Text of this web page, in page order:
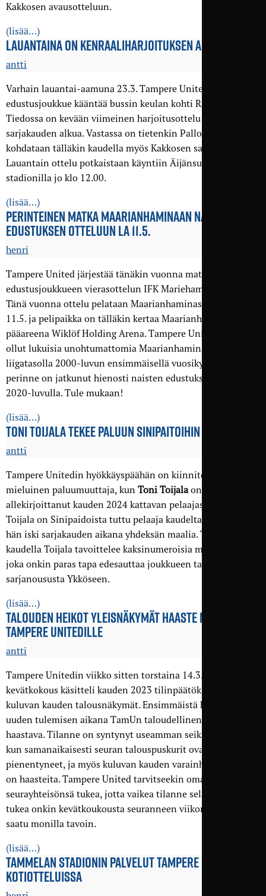
Kakkosen avausotteluun.
(lisää…)
LAUANTAINA ON KENRAALI­HARJOITUKSEN AIKA
antti
Varhain lauantai-aamuna 23.3. Tampere Unitedin miesten
edustusjoukkue kääntää bussin keulan kohti Raumaa.
Tiedossa on kevään viimeinen harjoitusottelu ennen
sarjakauden alkua. Vastassa on tietenkin Pallo-Iirot, joka
kohdataan tälläkin kaudella myös Kakkosen sarjaotteluissa.
Lauantain ottelu potkaistaan käyntiin Äijänsuon
stadionilla jo klo 12.00.
(lisää…)
PERINTEINEN MATKA MAARIANHAMINAAN NAISTEN
EDUSTUKSEN OTTELUUN LA 11.5.
henri
Tampere United järjestää tänäkin vuonna matkan naisten
edustusjoukkueen vierasottelun IFK Mariehamnia vastaan.
Tänä vuonna ottelu pelataan Maarianhaminassa lauantaina
11.5. ja pelipaikka on tälläkin kertaa Maarianhaminen
pääareena Wiklöf Holding Arena. Tampere Unitedilla on
ollut lukuisia unohtumattomia Maarianhaminan reissuja
liigatasolla 2000-luvun ensimmäisellä vuosikymmenellä, ja
perinne on jatkunut hienosti naisten edustuksen mukana
2020-luvulla. Tule mukaan!
(lisää…)
TONI TOIJALA TEKEE PALUUN SINIPAITOIHIN
antti
Tampere Unitedin hyökkäyspäähän on kiinnitetty
mieluinen paluumuuttaja, kun Toni Toijalaon
allekirjoittanut kauden 2024 kattavan pelaajasopimuksen.
Toijala on Sinipaidoista tuttu pelaaja kaudelta 2022, jolloin
hän iski sarjakauden aikana yhdeksän maalia. Tulevalla
kaudella Toijala tavoittelee kaksinumeroisia maalilukuja,
joka onkin paras tapa edesauttaa joukkueen tavoitetta
sarjanoususta Ykköseen.
(lisää…)
TALOUDEN HEIKOT YLEISNÄKYMÄT HAASTE MYÖS
TAMPERE UNITEDILLE
antti
Tampere Unitedin viikko sitten torstaina 14.3.2024 pidetty
kevätkokous käsitteli kauden 2023 tilinpäätöksen sekä
kuluvan kauden talousnäkymät. Ensimmäistä kertaa seuran
uuden tulemisen aikana TamUn taloudellinen tilanne on
haastava. Tilanne on syntynyt useamman seikan summana,
kun samanaikaisesti seuran talouspuskurit ovat
pienentyneet, ja myös kuluvan kauden varainhankinnassa
on haasteita. Tampere United tarvitseekin oman
seurayhteisönsä tukea, jotta vaikea tilanne selätetään. Tätä
tukea onkin kevätkoukousta seuranneen viikon aikana
saatu monilla tavoin.
(lisää…)
TAMMELAN STADIONIN PALVELUT TAMPERE UNITEDIN
KOTIOTTELUISSA